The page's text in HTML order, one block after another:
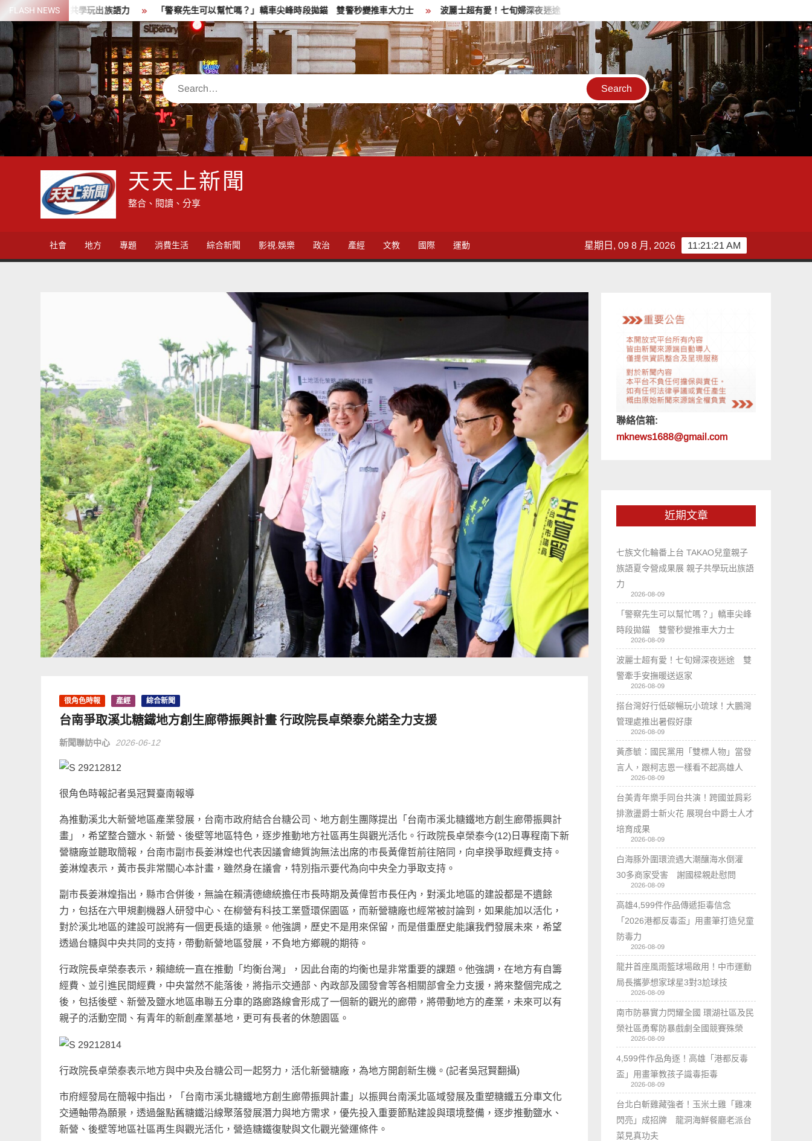
Skip
to
content
FLASH NEWS
親子共學玩出族語力 「警察先生可以幫忙嗎？」轎車尖峰時段拋錨 雙警秒變推車大力士 波麗士超有愛！七旬婦深夜迷途 雙警牽手安撫暖送返家
Search
天天上新聞
整合、閱讀、分享
社會 地方 專題 消費生活 綜合新聞 影視.娛樂 政治 產經 文教 國際 運動 11:21:23 AM
星期日, 09 8 月, 2026
很角色時報 產經 綜合新聞
台南爭取溪北糖鐵地方創生廊帶振興計畫 行政院長卓榮泰允諾全力支援
新聞聯訪中心 2026-06-12
很角色時報記者吳冠賢臺南報導
為推動溪北大新營地區產業發展，台南市政府結合台糖公司、地方創生團隊提出「台南市溪北糖鐵地方創生廊帶振興計
畫」，希望整合鹽水、新營、後壁等地區特色，逐步推動地方社區再生與觀光活化。行政院長卓榮泰今(12)日專程南下新
營糖廠並聽取簡報，台南市副市長姜淋煌也代表因議會總質詢無法出席的市長黃偉哲前往陪同，向卓揆爭取經費支持。
姜淋煌表示，黃市長非常關心本計畫，雖然身在議會，特別指示要代為向中央全力爭取支持。
副市長姜淋煌指出，縣市合併後，無論在賴清德總統擔任市長時期及黃偉哲市長任內，對溪北地區的建設都是不遺餘
力，包括在六甲規劃機器人研發中心、在柳營有科技工業暨環保園區，而新營糖廠也經常被討論到，如果能加以活化，
對於溪北地區的建設可說將有一個更長遠的遠景。他強調，歷史不是用來保留，而是借重歷史能讓我們發展未來，希望
透過台糖與中央共同的支持，帶動新營地區發展，不負地方鄉親的期待。
行政院長卓榮泰表示，賴總統一直在推動「均衡台灣」，因此台南的均衡也是非常重要的課題。他強調，在地方有自籌
經費、並引進民間經費，中央當然不能落後，將指示交通部、內政部及國發會等各相關部會全力支援，將來整個完成之
後，包括後壁、新營及鹽水地區串聯五分車的路廊路線會形成了一個新的觀光的廊帶，將帶動地方的產業，未來可以有
親子的活動空間、有青年的新創產業基地，更可有長者的休憩園區。
行政院長卓榮泰表示地方與中央及台糖公司一起努力，活化新營糖廠，為地方開創新生機。(記者吳冠賢翻攝)
市府經發局在簡報中指出，「台南市溪北糖鐵地方創生廊帶振興計畫」以振興台南溪北區域發展及重塑糖鐵五分車文化
交通軸帶為願景，透過盤點舊糖鐵沿線聚落發展潛力與地方需求，優先投入重要節點建設與環境整備，逐步推動鹽水、
新營、後壁等地區社區再生與觀光活化，營造糖鐵復駛與文化觀光營運條件。
聯絡信箱:
mknews1688@gmail.com
近期文章
七族文化輪番上台 TAKAO兒童親子
族語夏令營成果展 親子共學玩出族語
力
2026-08-09
「警察先生可以幫忙嗎？」轎車尖峰
時段拋錨 雙警秒變推車大力士
2026-08-09
波麗士超有愛！七旬婦深夜迷途 雙
警牽手安撫暖送返家
2026-08-09
搭台灣好行低碳暢玩小琉球！大鵬灣
管理處推出暑假好康
2026-08-09
黃彥毓：國民黨用「雙標人物」當發
言人，跟柯志恩一樣看不起高雄人
2026-08-09
台美青年樂手同台共演！跨國並肩彩
排激盪爵士新火花 展現台中爵士人才
培育成果
2026-08-09
白海豚外圍環流遇大潮釀海水倒灌
30多商家受害 謝國樑親赴慰問
2026-08-09
高雄4,599件作品傳遞拒毒信念
「2026港都反毒盃」用畫筆打造兒童
防毒力
2026-08-09
龍井首座風雨籃球場啟用！中市運動
局長攜夢想家球星3對3尬球技
2026-08-09
南市防暴實力閃耀全國 環湖社區及民
榮社區勇奪防暴戲劇全國競賽殊榮
2026-08-09
4,599件作品角逐！高雄「港都反毒
盃」用畫筆教孩子識毒拒毒
2026-08-09
台北白斬雞藏強者！玉米土雞「雞凍
閃亮」成招牌 龍洞海鮮餐廳老派台
菜見真功夫